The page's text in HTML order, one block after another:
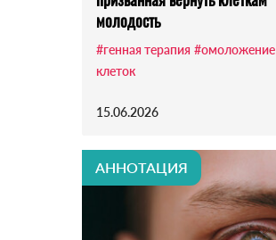
молодость
#генная терапия #омоложение
клеток
15.06.2026
АННОТАЦИЯ